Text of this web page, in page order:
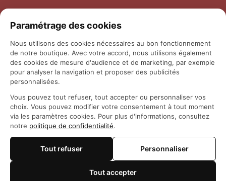
Politique de retour et remboursement
Coordonnées
Questions fréquemment posées
© 2026 Maison Otaku
Paramétrage des cookies
Nous utilisons des cookies nécessaires au bon fonctionnement
de notre boutique. Avec votre accord, nous utilisons également
des cookies de mesure d'audience et de marketing, par exemple
pour analyser la navigation et proposer des publicités
personnalisées.
Vous pouvez tout refuser, tout accepter ou personnaliser vos
choix. Vous pouvez modifier votre consentement à tout moment
via les paramètres cookies. Pour plus d'informations, consultez
notre politique de confidentialité.
Tout refuser Personnaliser
Tout accepter